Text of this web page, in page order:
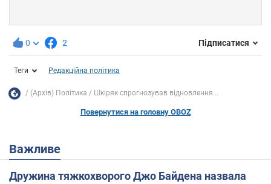
0 2 Підписатися
Теги Редакційна політика
(Архів) Політика Шкіряк спрогнозував відновлення...
Повернутися на головну OBOZ
Важливе
Дружина тяжкохворого Джо Байдена назвала